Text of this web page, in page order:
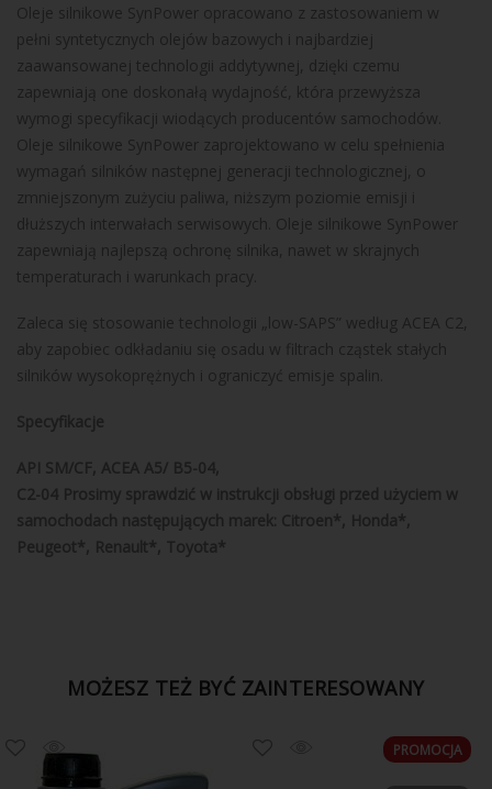
Oleje silnikowe SynPower opracowano z zastosowaniem w
pełni syntetycznych olejów bazowych i najbardziej
zaawansowanej technologii addytywnej, dzięki czemu
zapewniają one doskonałą wydajność, która przewyższa
wymogi specyfikacji wiodących producentów samochodów.
Oleje silnikowe SynPower zaprojektowano w celu spełnienia
wymagań silników następnej generacji technologicznej, o
zmniejszonym zużyciu paliwa, niższym poziomie emisji i
dłuższych interwałach serwisowych. Oleje silnikowe SynPower
zapewniają najlepszą ochronę silnika, nawet w skrajnych
temperaturach i warunkach pracy.
Zaleca się stosowanie technologii „low-SAPS” według ACEA C2,
aby zapobiec odkładaniu się osadu w filtrach cząstek stałych
silników wysokoprężnych i ograniczyć emisje spalin.
Specyfikacje
API SM/CF, ACEA A5/ B5-04,
C2-04 Prosimy sprawdzić w instrukcji obsługi przed użyciem w
samochodach następujących marek: Citroen*, Honda*,
Peugeot*, Renault*, Toyota*
MOŻESZ TEŻ BYĆ ZAINTERESOWANY
PROMOCJA